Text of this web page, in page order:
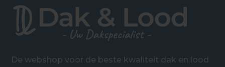
De webshop voor de beste kwaliteit dak en lood